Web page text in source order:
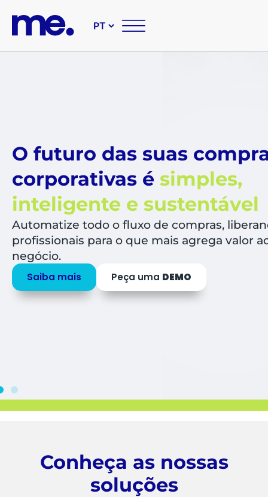
O comércio B2B
reinventado
está aqui
Nosso Marketplace
conta com 1 milhão
de fornecedores e
movimenta cerca de
R$ 160 bilhões por ano.
Conheça o
Conheça nossos
Conheça as nossas
soluções